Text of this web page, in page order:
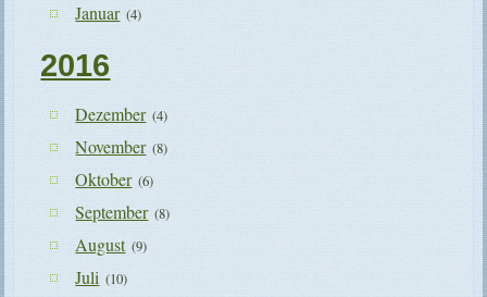
Januar (4)
2016
Dezember (4)
November (8)
Oktober (6)
September (8)
August (9)
Juli (10)